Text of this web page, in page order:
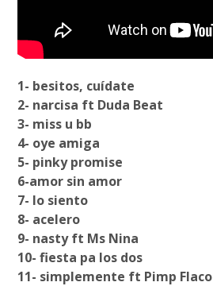
1- besitos, cuídate
2- narcisa ft Duda Beat
3- miss u bb
4- oye amiga
5- pinky promise
6-amor sin amor
7- lo siento
8- acelero
9- nasty ft Ms Nina
10- fiesta pa los dos
11- simplemente ft Pimp Flaco